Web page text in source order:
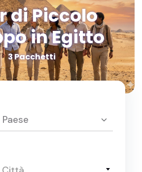
di Piccolo
in Egitto
3 Pacchetti